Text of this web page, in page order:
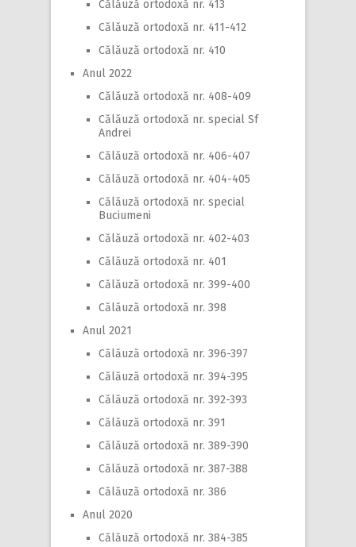
Călăuză ortodoxă nr. 413
Călăuză ortodoxă nr. 411-412
Călăuză ortodoxă nr. 410
Anul 2022
Călăuză ortodoxă nr. 408-409
Călăuză ortodoxă nr. special Sf
Andrei
Călăuză ortodoxă nr. 406-407
Călăuză ortodoxă nr. 404-405
Călăuză ortodoxă nr. special
Buciumeni
Călăuză ortodoxă nr. 402-403
Călăuză ortodoxă nr. 401
Călăuză ortodoxă nr. 399-400
Călăuză ortodoxă nr. 398
Anul 2021
Călăuză ortodoxă nr. 396-397
Călăuză ortodoxă nr. 394-395
Călăuză ortodoxă nr. 392-393
Călăuză ortodoxă nr. 391
Călăuză ortodoxă nr. 389-390
Călăuză ortodoxă nr. 387-388
Călăuză ortodoxă nr. 386
Anul 2020
Călăuză ortodoxă nr. 384-385